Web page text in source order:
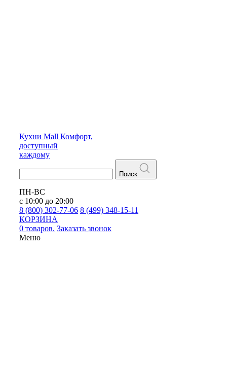
Кухни Mall Комфорт,
доступный
каждому
Поиск
ПН-ВС
с 10:00 до 20:00
8 (800) 302-77-06 8 (499) 348-15-11
КОРЗИНА
0 товаров. Заказать звонок
Меню